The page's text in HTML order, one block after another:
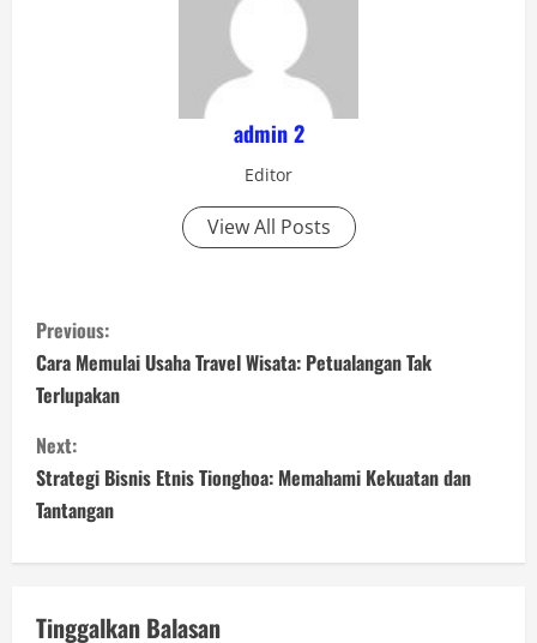
admin 2
Editor
View All Posts
C
o
n
t
i
n
u
Previous:
Cara Memulai Usaha Travel Wisata: Petualangan Tak
Terlupakan
Next:
Strategi Bisnis Etnis Tionghoa: Memahami Kekuatan dan
Tantangan
Tinggalkan Balasan